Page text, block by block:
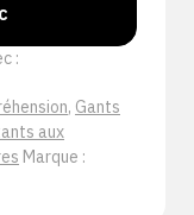
:
, Gants
aux
Marque :